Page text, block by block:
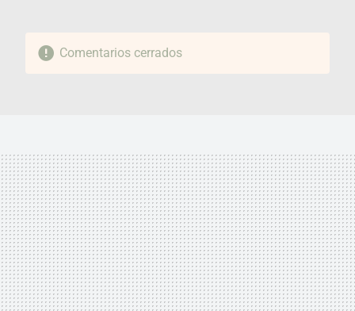
Comentarios cerrados